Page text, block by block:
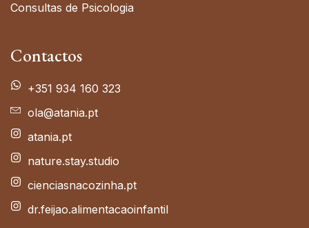
Consultas de Psicologia
Contactos
+351 934 160 323
ola@atania.pt
atania.pt
nature.stay.studio
cienciasnacozinha.pt
dr.feijao.alimentacaoinfantil